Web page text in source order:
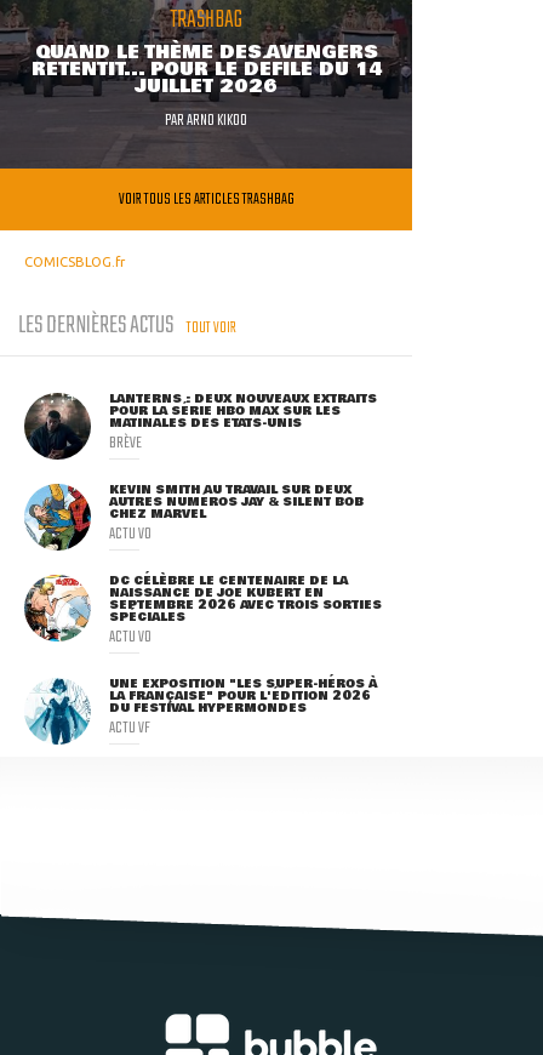
TRASHBAG
QUAND LE THÈME DES AVENGERS
RETENTIT... POUR LE DÉFILÉ DU 14
JUILLET 2026
PARARNO KIKOO
VOIR TOUS LES ARTICLES TRASHBAG
COMICSBLOG.fr
LES DERNIÈRES ACTUS TOUT VOIR
LANTERNS : DEUX NOUVEAUX EXTRAITS
POUR LA SÉRIE HBO MAX SUR LES
MATINALES DES ETATS-UNIS
BRÈVE
KEVIN SMITH AU TRAVAIL SUR DEUX
AUTRES NUMÉROS JAY & SILENT BOB
CHEZ MARVEL
ACTU VO
DC CÉLÈBRE LE CENTENAIRE DE LA
NAISSANCE DE JOE KUBERT EN
SEPTEMBRE 2026 AVEC TROIS SORTIES
SPÉCIALES
ACTU VO
UNE EXPOSITION "LES SUPER-HÉROS À
LA FRANÇAISE" POUR L'ÉDITION 2026
DU FESTIVAL HYPERMONDES
ACTU VF